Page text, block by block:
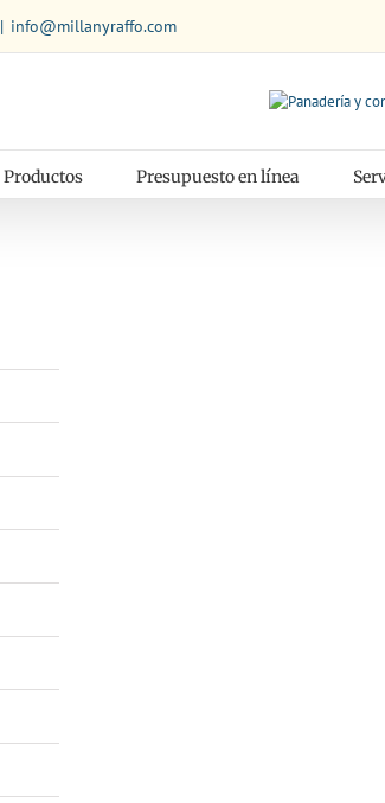
| info@millanyraffo.com
Productos Presupuesto en línea